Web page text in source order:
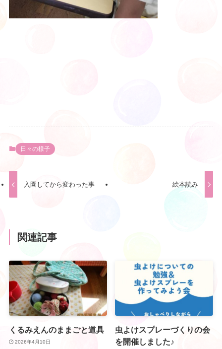
日々の様子
入園してから変わった事 絵本読み
関連記事
くるみえんのままごと道具
2026年4月10日
虫よけスプレーづくりの会
を開催しました♪